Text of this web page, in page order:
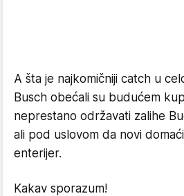
A šta je najkomičniji catch u
Busch obećali su budućem
neprestano održavati zalihe
ali pod uslovom da novi
enterijer.
Kakav sporazum!